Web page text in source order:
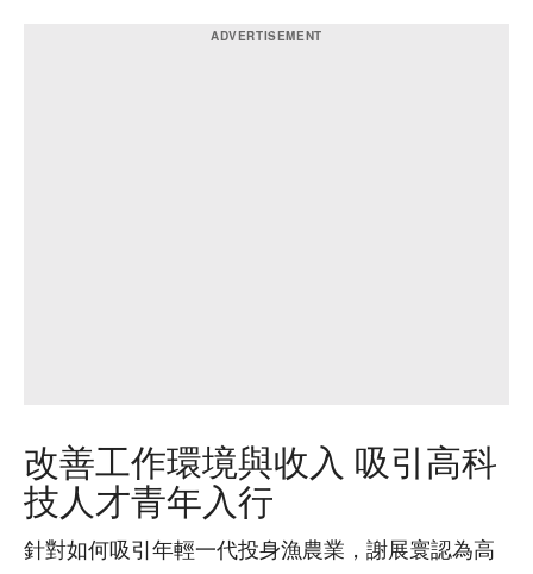
改善工作環境與收入 吸引高科
技人才青年入行
針對如何吸引年輕一代投身漁農業，謝展寰認為高